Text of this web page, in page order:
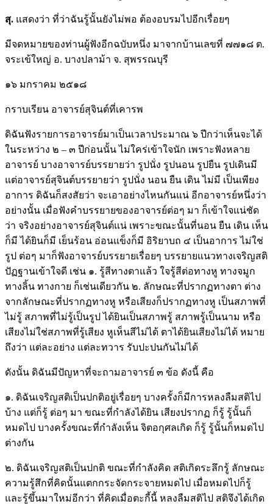
สุ. แสดงว่า ที่ว่าฉันรู้นั้นยังไม่พอ ต้องอบรมไปอีกเรื่อยๆ
มีจดหมายของท่านผู้ฟังอีกฉบับหนึ่ง มาจากบ้านเลขที่ ๗๗๑๘ ต.
จระเข้ใหญ่ อ. บางปลาม้า จ. สุพรรณบุรี
๑๖ มกราคม ๒๕๑๘
กราบเรียน อาจารย์สุจินต์ที่เคารพ
ดิฉันฟังรายการอาจารย์มาเป็นเวลาประมาณ ๖ ปีกว่าเห็นจะได้
ในระหว่าง ๒ – ๓ ปีก่อนนั้น ไม่ใคร่เข้าใจนัก เพราะฟังหลาย
อาจารย์ บางอาจารย์บรรยายว่า รูปนั่ง รูปนอน รูปยืน รูปเดินมี
แต่อาจารย์สุจินต์บรรยายว่า รูปนั่ง นอน ยืน เดิน ไม่มี เป็นเพียง
อาการ ดิฉันก็สงสัยว่า จะเอาอย่างไหนกันแน่ อีกอาจารย์หนึ่งว่า
อย่างนั้น เมื่อฟังคำบรรยายของอาจารย์ต่อๆ มา ก็เข้าใจแน่ชัด
ว่า จริงอย่างอาจารย์สุจินต์แน่ เพราะขณะนั้นที่นอน ยืน เดิน เห็น
ก็มี ได้ยินก็มี เย็นร้อน อ่อนแข็งก็มี อิริยาบถ ๔ เป็นอาการ ไม่ใช่
รูป ต่อๆ มาก็ฟังอาจารย์บรรยายเรื่อยๆ บรรยายแนวทางเจริญสติ
ปัฏฐานเข้าใจดี เช่น ๑. รู้สีทางตาแล้ว ใจรู้สีต่อทางหู ทางจมูก
ทางลิ้น ทางกาย ก็เช่นเดียวกัน ๒. ลักษณะที่ปรากฏทางตา ต่าง
จากลักษณะที่ปรากฏทางหู หรือเสียงก็ปรากฏทางหู เป็นสภาพที่
ไม่รู้ สภาพที่ไม่รู้เป็นรูป ได้ยินเป็นสภาพรู้ สภาพรู้เป็นนาม หรือ
เสียงไม่ใช่สภาพที่รู้เสียง หูเห็นสีไม่ได้ ตาได้ยินเสียงไม่ได้ หมาย
ถึงว่า แต่ละอย่าง แต่ละทวาร รับปะปนกันไม่ได้
ดังนั้น ดิฉันมีปัญหาที่จะถามอาจารย์ ๓ ข้อ ดังนี้ คือ
๑. ดิฉันเจริญสติเป็นปกติอยู่เรื่อยๆ บางครั้งก็มีการหลงลืมสติไป
บ้าง แต่ก็รู้ ต่อๆ มา ขณะที่กำลังได้ยิน เสียงปรากฏ ก็รู้ รู้นั้นก็
หมดไป บางครั้งขณะที่กำลังเห็น จิตอกุศลเกิด ก็รู้ รู้นั้นก็หมดไป
ต่างกัน
๒. ดิฉันเจริญสติเป็นปกติ ขณะที่กำลังคิด สติเกิดระลึกรู้ ลักษณะ
ความรู้สึกที่คิดนั้นแตกกระจัดกระจายหมดไป เมื่อหมดไปก็รู้
และรู้ขึ้นมาใหม่อีกว่า ที่คิดเมื่อตะกี้นี้ หลงลืมสติไป สติจึงได้เกิด